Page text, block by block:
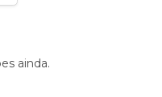
ainda.